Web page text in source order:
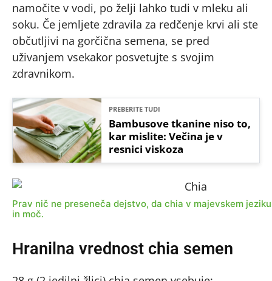
namočite v vodi, po želji lahko tudi v mleku ali
soku. Če jemljete zdravila za redčenje krvi ali ste
občutljivi na gorčična semena, se pred
uživanjem vsekakor posvetujte s svojim
zdravnikom.
PREBERITE TUDI
Bambusove tkanine niso to,
kar mislite: Večina je v
resnici viskoza
Prav nič ne preseneča dejstvo, da chia v majevskem
in moč.
Hranilna vrednost chia semen